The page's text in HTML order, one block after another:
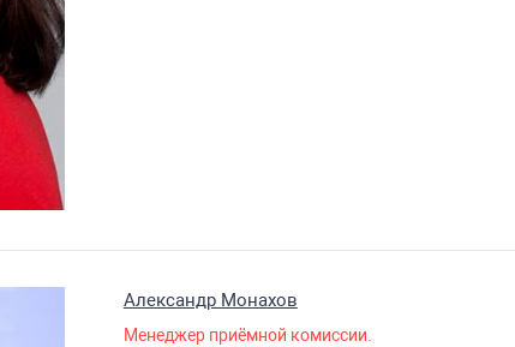
Александр Монахов
Менеджер приёмной комиссии.